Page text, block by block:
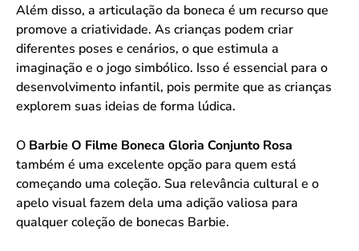
Além disso, a articulação da boneca é um recurso que
promove a criatividade. As crianças podem criar
diferentes poses e cenários, o que estimula a
imaginação e o jogo simbólico. Isso é essencial para o
desenvolvimento infantil, pois permite que as crianças
explorem suas ideias de forma lúdica.
O Barbie O Filme Boneca Gloria Conjunto Rosa
também é uma excelente opção para quem está
começando uma coleção. Sua relevância cultural e o
apelo visual fazem dela uma adição valiosa para
qualquer coleção de bonecas Barbie.